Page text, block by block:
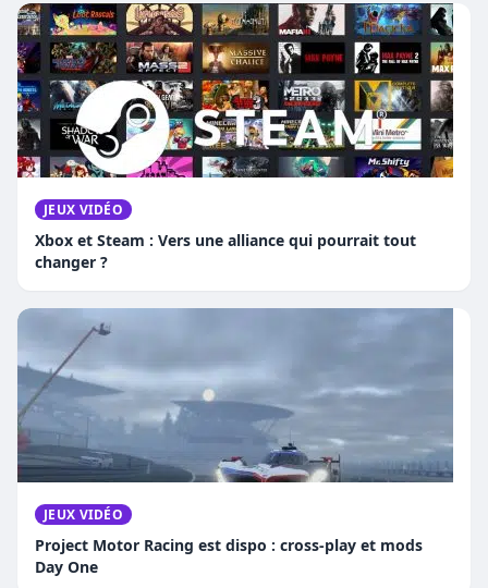
JEUX VIDÉO
Xbox et Steam : Vers une alliance qui pourrait tout
changer ?
JEUX VIDÉO
Project Motor Racing est dispo : cross-play et mods
Day One